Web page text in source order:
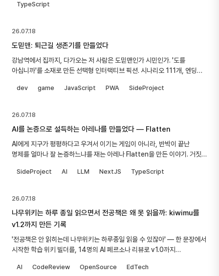
TypeScript
26.07.18
도믿맨: 퇴근길 생존기를 만들었다
강남역에서 집까지, 다가오는 저 사람은 도믿맨인가 시민인가. '도를
아십니까'를 소재로 만든 선택형 인터랙티브 픽션. 시나리오 111개, 엔딩
dev game JavaScript PWA SideProject
26.07.18
AI를 논증으로 설득하는 아레나를 만들었다 — Flatten
AI에게 지구가 평평하다고 우겨서 이기는 게임이 아니라, 반박이 끝난
명제를 얼마나 잘 논증하느냐를 재는 아레나 Flatten을 만든 이야기. 거짓을
갈아엎기까지.
SideProject AI LLM NextJS TypeScript
26.07.18
나무위키는 하루 종일 읽으면서 전공책은 왜 못 읽을까: kiwimu를
v1.2까지 만든 기록
'전공책은 안 읽히는데 나무위키는 하루종일 읽을 수 있잖아' — 한 문장에서
시작한 학습 위키 빌더를, 14명의 AI 페르소나 리뷰로 v1.0까지
넉 달간의 기록. 잘된 것과 어설펐던 것 모두.
AI CodeReview OpenSource
EdTech